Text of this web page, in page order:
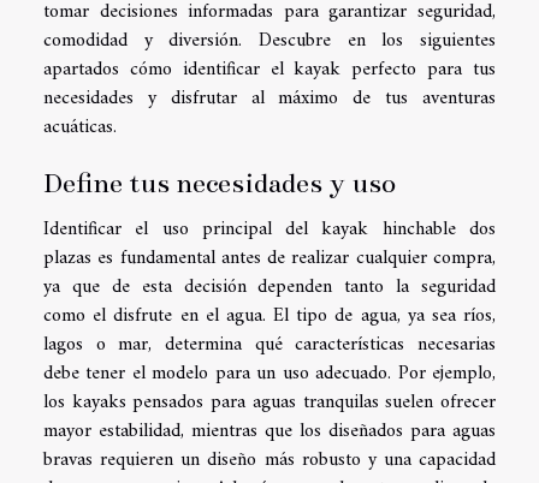
tomar decisiones informadas para garantizar seguridad,
comodidad y diversión. Descubre en los siguientes
apartados cómo identificar el kayak perfecto para tus
necesidades y disfrutar al máximo de tus aventuras
acuáticas.
Define tus necesidades y uso
Identificar el uso principal del kayak hinchable dos
plazas es fundamental antes de realizar cualquier compra,
ya que de esta decisión dependen tanto la seguridad
como el disfrute en el agua. El tipo de agua, ya sea ríos,
lagos o mar, determina qué características necesarias
debe tener el modelo para un uso adecuado. Por ejemplo,
los kayaks pensados para aguas tranquilas suelen ofrecer
mayor estabilidad, mientras que los diseñados para aguas
bravas requieren un diseño más robusto y una capacidad